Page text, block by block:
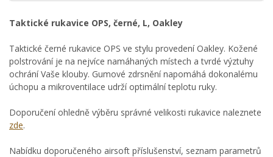
Taktické rukavice OPS, černé, L, Oakley
Taktické černé rukavice OPS ve stylu provedení Oakley. Kožené
polstrování je na nejvíce namáhaných místech a tvrdé výztuhy
ochrání Vaše klouby. Gumové zdrsnění napomáhá dokonalému
úchopu a mikroventilace udrží optimální teplotu ruky.
Doporučení ohledně výběru správné velikosti rukavice naleznete
zde.
Nabídku doporučeného airsoft příslušenství, seznam parametrů